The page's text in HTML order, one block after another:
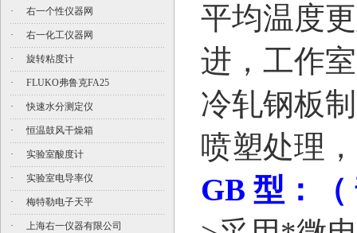
· 右一个性仪器网
· 右一化工仪器网
· 旋转粘度计
· FLUKO弗鲁克FA25
· 快速水分测定仪
· 恒温鼓风干燥箱
· 实验室酸度计
· 实验室电导率仪
· 梅特勒电子天平
· 上海右一仪器有限公司
平均温度
进，工作
冷轧钢板
喷塑处理
GB 型： （